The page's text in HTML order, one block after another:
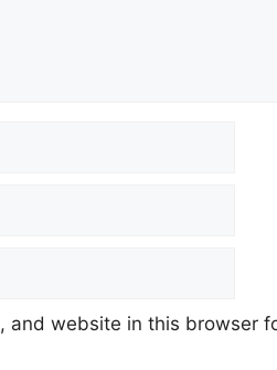
and website in this browser